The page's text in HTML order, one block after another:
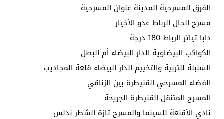
الفرق المسرحية المدينة عنوان المسرحية
مسرح الحال الرباط عدو الأخيار
دابا تياتر الرباط 180 درجة
الكواكب البيضاوية الدار البيضاء أم البطل
السنبلة للتربية والتخييم الدار البيضاء قلعة المجاديب
الفضاء المسرحي القنيطرة بين الزناقي
المسرح المتنقل القنيطرة الجريحة
نادي الأقنعة للسينما والمسرح تازة الشطر ندلس